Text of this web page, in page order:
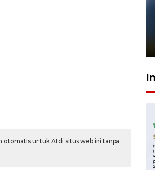
untuk AI di situs web ini tanpa